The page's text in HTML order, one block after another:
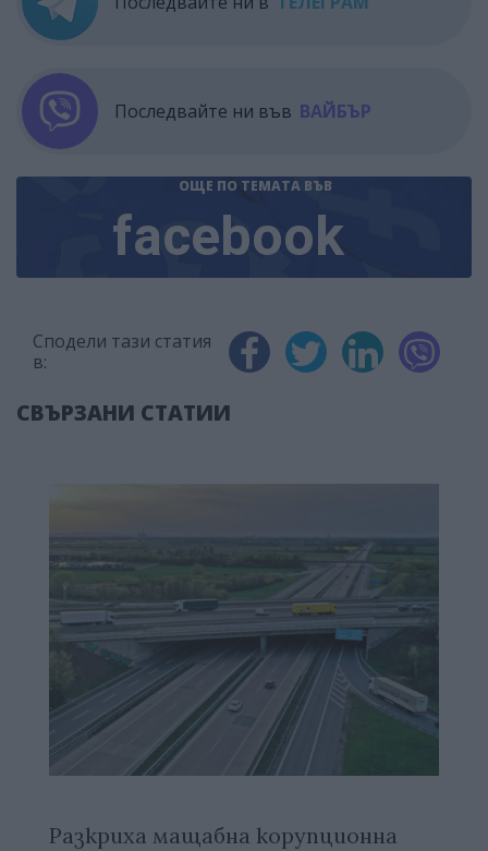
Последвайте ни във ВАЙБЪР
ОЩЕ ПО ТЕМАТА ВЪВ
facebook
Сподели тази статия
в:
СВЪРЗАНИ СТАТИИ
Разкриха мащабна корупционна